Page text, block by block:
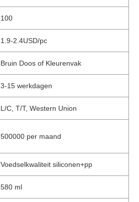
100
1.9-2.4USD/pc
Bruin Doos of Kleurenvak
3-15 werkdagen
L/C, T/T, Western Union
500000 per maand
Voedselkwaliteit siliconen+pp
580 ml